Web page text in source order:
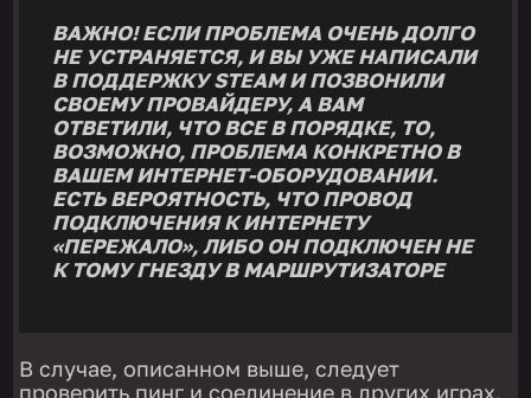
ВАЖНО! ЕСЛИ ПРОБЛЕМА ОЧЕНЬ ДОЛГО
НЕ УСТРАНЯЕТСЯ, И ВЫ УЖЕ НАПИСАЛИ
В ПОДДЕРЖКУ STEAM И ПОЗВОНИЛИ
СВОЕМУ ПРОВАЙДЕРУ, А ВАМ
ОТВЕТИЛИ, ЧТО ВСЕ В ПОРЯДКЕ, ТО,
ВОЗМОЖНО, ПРОБЛЕМА КОНКРЕТНО В
ВАШЕМ ИНТЕРНЕТ-ОБОРУДОВАНИИ.
ЕСТЬ ВЕРОЯТНОСТЬ, ЧТО ПРОВОД
ПОДКЛЮЧЕНИЯ К ИНТЕРНЕТУ
«ПЕРЕЖАЛО», ЛИБО ОН ПОДКЛЮЧЕН НЕ
К ТОМУ ГНЕЗДУ В МАРШРУТИЗАТОРЕ
В случае, описанном выше, следует
проверить пинг и соединение в других играх.